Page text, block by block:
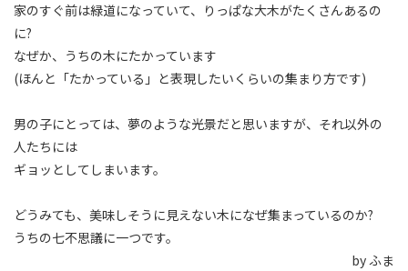
家のすぐ前は緑道になっていて、りっぱな大木がたくさんあるの
に?
なぜか、うちの木にたかっています
(ほんと「たかっている」と表現したいくらいの集まり方です)
男の子にとっては、夢のような光景だと思いますが、それ以外の
人たちには
ギョッとしてしまいます。
どうみても、美味しそうに見えない木になぜ集まっているのか?
うちの七不思議に一つです。
by ふま